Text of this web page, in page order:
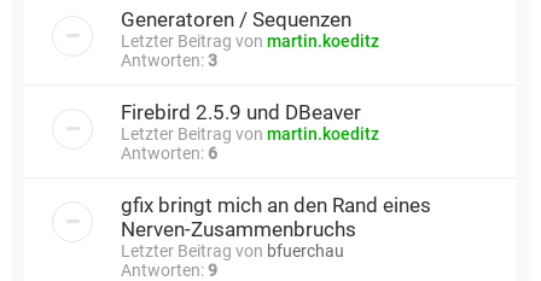
Generatoren / Sequenzen
Letzter Beitrag von martin.koeditz
Antworten:3
Firebird 2.5.9 und DBeaver
Letzter Beitrag von martin.koeditz
Antworten: 6
gfix bringt mich an den Rand eines
Nerven-Zusammenbruchs
Letzter Beitrag von bfuerchau
Antworten:9